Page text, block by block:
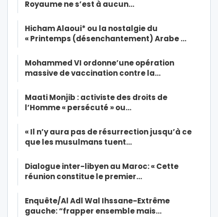
Royaume ne s’est à aucun…
Hicham Alaoui* ou la nostalgie du
« Printemps (désenchantement) Arabe …
Mohammed VI ordonne’une opération
massive de vaccination contre la…
Maati Monjib : activiste des droits de
l’Homme « persécuté » ou…
« Il n’y aura pas de résurrection jusqu’à ce
que les musulmans tuent…
Dialogue inter-libyen au Maroc: « Cette
réunion constitue le premier…
Enquête/Al Adl Wal Ihssane-Extrême
gauche: “frapper ensemble mais…